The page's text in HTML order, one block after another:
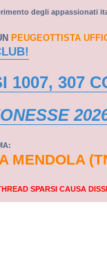
degli appassionati
PEUGEOTTISTA
1007, 307
MENDOLA
SPARSI CAUSA